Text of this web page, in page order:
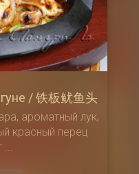
/ 铁板鱿鱼头
ароматный лук,
красный перец
...